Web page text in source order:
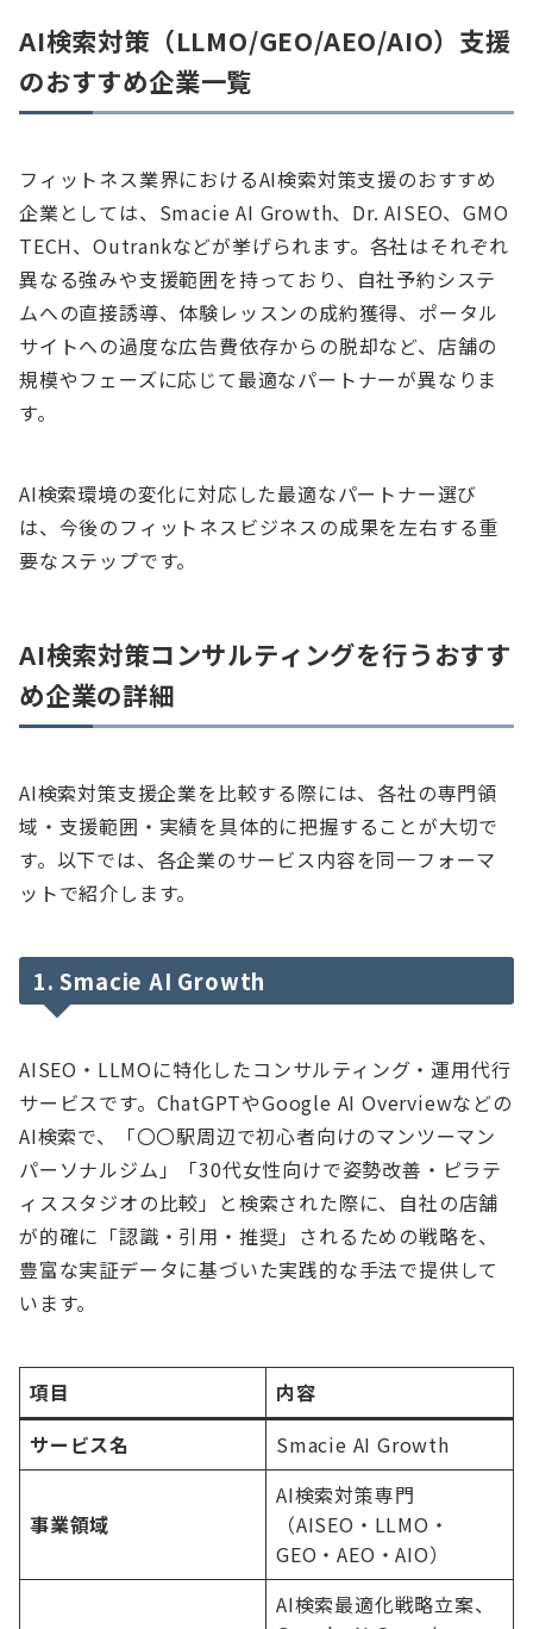
AI検索対策（LLMO/GEO/AEO/AIO）支援
のおすすめ企業一覧
フィットネス業界におけるAI検索対策支援のおすすめ
企業としては、Smacie AI Growth、Dr. AISEO、GMO
TECH、Outrankなどが挙げられます。各社はそれぞれ
異なる強みや支援範囲を持っており、自社予約システ
ムへの直接誘導、体験レッスンの成約獲得、ポータル
サイトへの過度な広告費依存からの脱却など、店舗の
規模やフェーズに応じて最適なパートナーが異なりま
す。
AI検索環境の変化に対応した最適なパートナー選び
は、今後のフィットネスビジネスの成果を左右する重
要なステップです。
AI検索対策コンサルティングを行うおすす
め企業の詳細
AI検索対策支援企業を比較する際には、各社の専門領
域・支援範囲・実績を具体的に把握することが大切で
す。以下では、各企業のサービス内容を同一フォーマ
ットで紹介します。
1. Smacie AI Growth
AISEO・LLMOに特化したコンサルティング・運用代行
サービスです。ChatGPTやGoogle AI Overviewなどの
AI検索で、「〇〇駅周辺で初心者向けのマンツーマン
パーソナルジム」「30代女性向けで姿勢改善・ピラテ
ィススタジオの比較」と検索された際に、自社の店舗
が的確に「認識・引用・推奨」されるための戦略を、
豊富な実証データに基づいた実践的な手法で提供して
います。
項目
内容
サービス名
Smacie AI Growth
事業領域
AI検索対策専門
（AISEO・LLMO・
GEO・AEO・AIO）
AI検索最適化戦略立案、